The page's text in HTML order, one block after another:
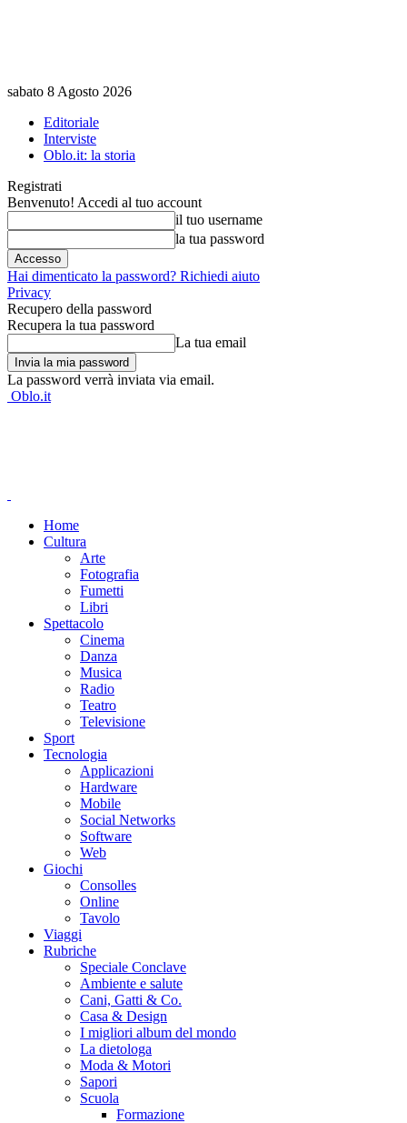
sabato 8 Agosto 2026
Editoriale
Interviste
Oblo.it: la storia
Registrati
Benvenuto! Accedi al tuo account
il tuo username
la tua password
Hai dimenticato la password? Richiedi aiuto
Privacy
Recupero della password
Recupera la tua password
La tua email
La password verrà inviata via email.
Oblo.it
Home
Cultura
Arte
Fotografia
Fumetti
Libri
Spettacolo
Cinema
Danza
Musica
Radio
Teatro
Televisione
Sport
Tecnologia
Applicazioni
Hardware
Mobile
Social Networks
Software
Web
Giochi
Consolles
Online
Tavolo
Viaggi
Rubriche
Speciale Conclave
Ambiente e salute
Cani, Gatti & Co.
Casa & Design
I migliori album del mondo
La dietologa
Moda & Motori
Sapori
Scuola
Formazione